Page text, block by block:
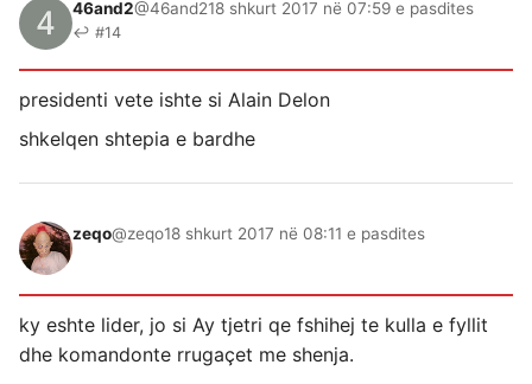
46and2@46and218 shkurt 2017 në 07:59 e pasdites
↩ #14
presidenti vete ishte si Alain Delon
shkelqen shtepia e bardhe
zeqo@zeqo18 shkurt 2017 në 08:11 e pasdites
ky eshte lider, jo si Ay tjetri qe fshihej te kulla e fyllit
dhe komandonte rrugaçet me shenja.